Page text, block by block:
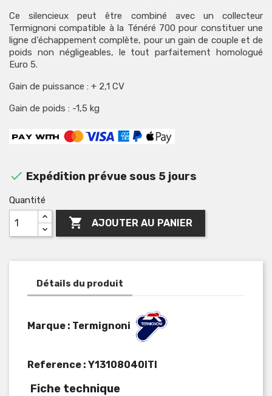
Ce silencieux peut être combiné avec un collecteur
Termignoni compatible à la Ténéré 700 pour constituer une
ligne d'échappement complète, pour un gain de couple et de
poids non négligeables, le tout parfaitement homologué
Euro 5.
Gain de puissance : + 2,1 CV
Gain de poids : -1,5 kg
 Expédition prévue sous 5 jours
Quantité
 AJOUTER AU PANIER
Détails du produit
Marque : Termignoni
Reference : Y13108040ITI
Fiche technique